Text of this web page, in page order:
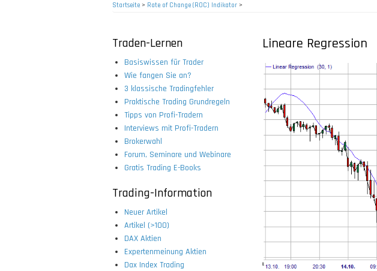
Startseite> Rate of Change (ROC) Indikator >
Traden-Lernen
Basiswissen für Trader
Wie fangen Sie an?
3 klassische Tradingfehler
Praktische Trading Grundregeln
Tipps von Profi-Tradern
Interviews mit Profi-Tradern
Brokerwahl
Forum, Seminare und Webinare
Gratis Trading E-Books
Trading-Information
Neuer Artikel
Artikel (>100)
DAX Aktien
Expertenmeinung Aktien
Dax Index Trading
Lineare Regression